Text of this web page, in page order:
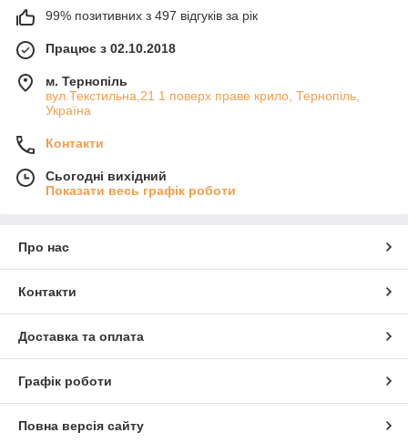
99% позитивних з 497 відгуків за рік
Працює з 02.10.2018
м. Тернопіль
вул.Текстильна,21 1 поверх праве крило, Тернопіль,
Україна
Контакти
Сьогодні вихідний
Показати весь графік роботи
Про нас
Контакти
Доставка та оплата
Графік роботи
Повна версія сайту